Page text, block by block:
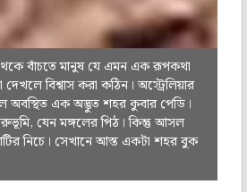
বাঁচতে মানুষ যে এমন এক রূপকথা
বিশ্বাস করা কঠিন। অস্ট্রেলিয়ার
অবস্থিত এক অদ্ভুত শহর কুবার পেডি।
যেন মঙ্গলের পিঠ। কিন্তু আসল
নিচে। সেখানে আস্ত একটা শহর বুক